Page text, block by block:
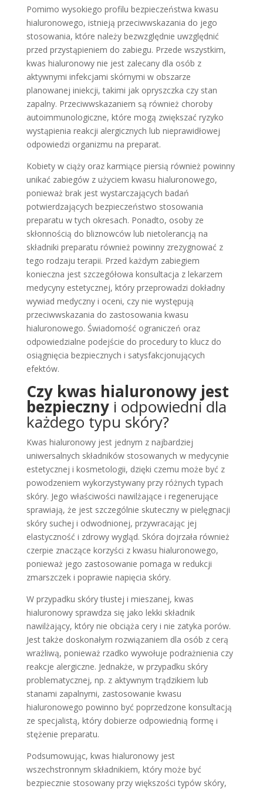
Pomimo wysokiego profilu bezpieczeństwa kwasu
hialuronowego, istnieją przeciwwskazania do jego
stosowania, które należy bezwzględnie uwzględnić
przed przystąpieniem do zabiegu. Przede wszystkim,
kwas hialuronowy nie jest zalecany dla osób z
aktywnymi infekcjami skórnymi w obszarze
planowanej iniekcji, takimi jak opryszczka czy stan
zapalny. Przeciwwskazaniem są również choroby
autoimmunologiczne, które mogą zwiększać ryzyko
wystąpienia reakcji alergicznych lub nieprawidłowej
odpowiedzi organizmu na preparat.
Kobiety w ciąży oraz karmiące piersią również powinny
unikać zabiegów z użyciem kwasu hialuronowego,
ponieważ brak jest wystarczających badań
potwierdzających bezpieczeństwo stosowania
preparatu w tych okresach. Ponadto, osoby ze
skłonnością do bliznowców lub nietolerancją na
składniki preparatu również powinny zrezygnować z
tego rodzaju terapii. Przed każdym zabiegiem
konieczna jest szczegółowa konsultacja z lekarzem
medycyny estetycznej, który przeprowadzi dokładny
wywiad medyczny i oceni, czy nie występują
przeciwwskazania do zastosowania kwasu
hialuronowego. Świadomość ograniczeń oraz
odpowiedzialne podejście do procedury to klucz do
osiągnięcia bezpiecznych i satysfakcjonujących
efektów.
Czy kwas hialuronowy jest
bezpiecznyi odpowiedni dla
każdego typu skóry?
Kwas hialuronowy jest jednym z najbardziej
uniwersalnych składników stosowanych w medycynie
estetycznej i kosmetologii, dzięki czemu może być z
powodzeniem wykorzystywany przy różnych typach
skóry. Jego właściwości nawilżające i regenerujące
sprawiają, że jest szczególnie skuteczny w pielęgnacji
skóry suchej i odwodnionej, przywracając jej
elastyczność i zdrowy wygląd. Skóra dojrzała również
czerpie znaczące korzyści z kwasu hialuronowego,
ponieważ jego zastosowanie pomaga w redukcji
zmarszczek i poprawie napięcia skóry.
W przypadku skóry tłustej i mieszanej, kwas
hialuronowy sprawdza się jako lekki składnik
nawilżający, który nie obciąża cery i nie zatyka porów.
Jest także doskonałym rozwiązaniem dla osób z cerą
wrażliwą, ponieważ rzadko wywołuje podrażnienia czy
reakcje alergiczne. Jednakże, w przypadku skóry
problematycznej, np. z aktywnym trądzikiem lub
stanami zapalnymi, zastosowanie kwasu
hialuronowego powinno być poprzedzone konsultacją
ze specjalistą, który dobierze odpowiednią formę i
stężenie preparatu.
Podsumowując, kwas hialuronowy jest
wszechstronnym składnikiem, który może być
bezpiecznie stosowany przy większości typów skóry,